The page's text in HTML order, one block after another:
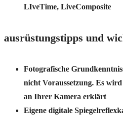
LIveTime, LiveComposite
ausrüstungstipps und
Fotografische
nicht Voraussetzung. Es
an Ihrer Kamera erklärt
Eigene digitale